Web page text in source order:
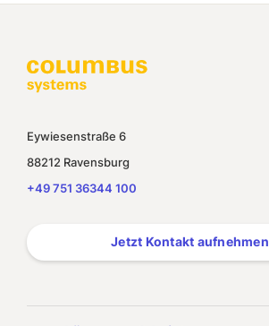
Eywiesenstraße 6
88212 Ravensburg
+49 751 36344 100
Jetzt Kontakt aufnehmen